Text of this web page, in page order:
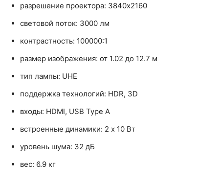
разрешение проектора: 3840x2160
световой поток: 3000 лм
контрастность: 100000:1
размер изображения: от 1.02 до 12.7 м
тип лампы: UHE
поддержка технологий: HDR, 3D
входы: HDMI, USB Type A
встроенные динамики: 2 x 10 Вт
уровень шума: 32 дБ
вес: 6.9 кг